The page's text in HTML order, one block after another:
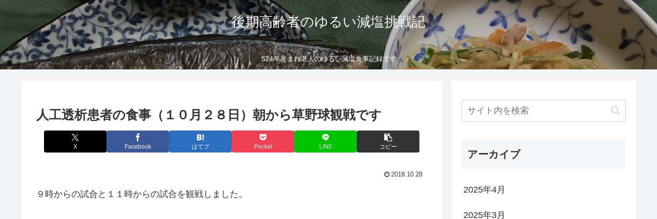
後期高齢者のゆるい減塩挑戦記
S24年産まれ老人のゆるい減塩食事記録です
人工透析患者の食事（１０月２８日）朝から草野球観戦です
X Facebook はてブ Pocket LINE コピー
2018.10.28
９時からの試合と１１時からの試合を観戦しました。
アーカイブ
2025年4月
2025年3月